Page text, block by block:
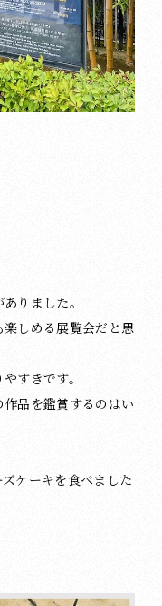
りました。
しめる展覧会だと思
すきです。
品を鑑賞するのはい
ケーキを食べました